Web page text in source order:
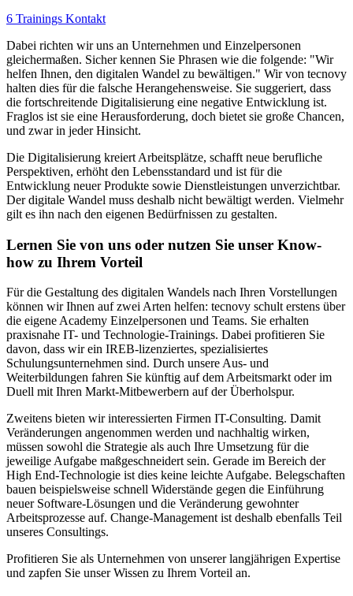
6 Trainings Kontakt
Dabei richten wir uns an Unternehmen und Einzelpersonen
gleichermaßen. Sicher kennen Sie Phrasen wie die folgende: "Wir
helfen Ihnen, den digitalen Wandel zu bewältigen." Wir von tecnovy
halten dies für die falsche Herangehensweise. Sie suggeriert, dass
die fortschreitende Digitalisierung eine negative Entwicklung ist.
Fraglos ist sie eine Herausforderung, doch bietet sie große Chancen,
und zwar in jeder Hinsicht.
Die Digitalisierung kreiert Arbeitsplätze, schafft neue berufliche
Perspektiven, erhöht den Lebensstandard und ist für die
Entwicklung neuer Produkte sowie Dienstleistungen unverzichtbar.
Der digitale Wandel muss deshalb nicht bewältigt werden. Vielmehr
gilt es ihn nach den eigenen Bedürfnissen zu gestalten.
Lernen Sie von uns oder nutzen Sie unser Know-
how zu Ihrem Vorteil
Für die Gestaltung des digitalen Wandels nach Ihren Vorstellungen
können wir Ihnen auf zwei Arten helfen: tecnovy schult erstens über
die eigene Academy Einzelpersonen und Teams. Sie erhalten
praxisnahe IT- und Technologie-Trainings. Dabei profitieren Sie
davon, dass wir ein IREB-lizenziertes, spezialisiertes
Schulungsunternehmen sind. Durch unsere Aus- und
Weiterbildungen fahren Sie künftig auf dem Arbeitsmarkt oder im
Duell mit Ihren Markt-Mitbewerbern auf der Überholspur.
Zweitens bieten wir interessierten Firmen IT-Consulting. Damit
Veränderungen angenommen werden und nachhaltig wirken,
müssen sowohl die Strategie als auch Ihre Umsetzung für die
jeweilige Aufgabe maßgeschneidert sein. Gerade im Bereich der
High End-Technologie ist dies keine leichte Aufgabe. Belegschaften
bauen beispielsweise schnell Widerstände gegen die Einführung
neuer Software-Lösungen und die Veränderung gewohnter
Arbeitsprozesse auf. Change-Management ist deshalb ebenfalls Teil
unseres Consultings.
Profitieren Sie als Unternehmen von unserer langjährigen Expertise
und zapfen Sie unser Wissen zu Ihrem Vorteil an.